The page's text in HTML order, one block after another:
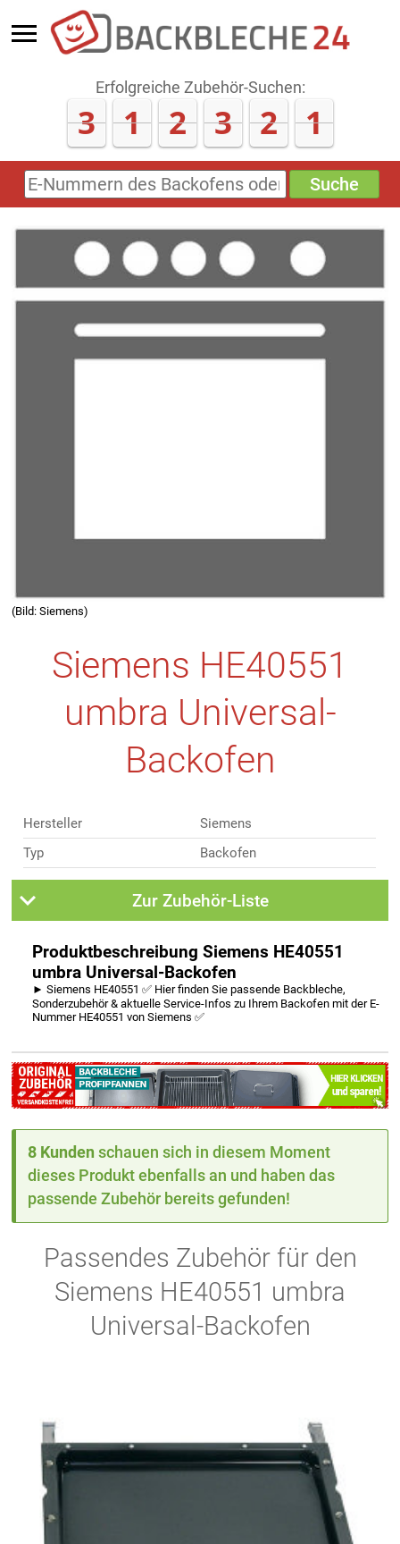
Erfolgreiche Zubehör-Suchen:
3 1 2 3 2 1
E-
Nummern
Sonderzeichen)
Suche
(Bild: Siemens)
Siemens HE40551
umbra Universal-
Backofen
Hersteller
Siemens
Typ
Backofen
Zur Zubehör-Liste
Produktbeschreibung Siemens HE40551
umbra Universal-Backofen
► Siemens HE40551 ✅ Hier finden Sie passende Backbleche,
Sonderzubehör & aktuelle Service-Infos zu Ihrem Backofen mit der E-
Nummer HE40551 von Siemens ✅
8 Kunden schauen sich in diesem Moment
dieses Produkt ebenfalls an und haben das
passende Zubehör bereits gefunden!
Passendes Zubehör für den
Siemens HE40551 umbra
Universal-Backofen